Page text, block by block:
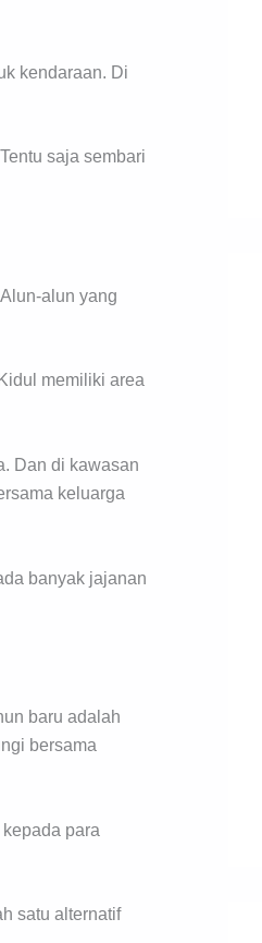
kendaraan. Di
saja sembari
alun yang
memiliki area
Dan di kawasan
keluarga
banyak jajanan
baru adalah
bersama
para
satu alternatif